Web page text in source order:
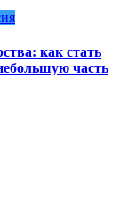
как стать
часть